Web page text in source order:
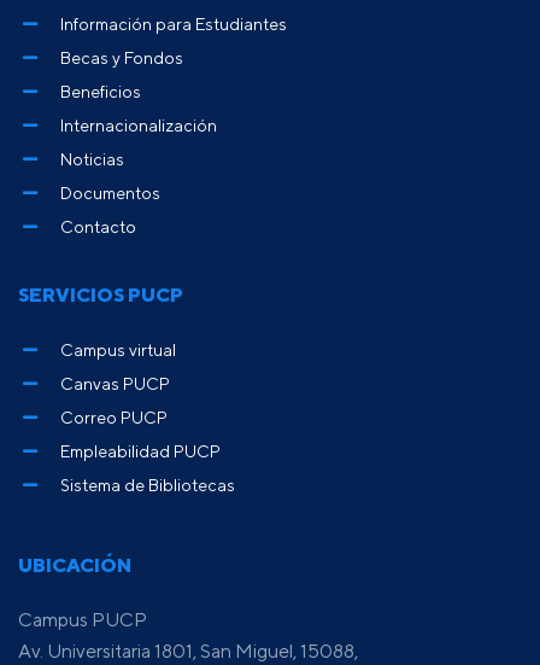
UBICACIÓN
Campus PUCP
Av. Universitaria 1801, San Miguel, 15088,
Información para Estudiantes
Becas y Fondos
Beneficios
Internacionalización
Noticias
Documentos
Contacto
SERVICIOS PUCP
Campus virtual
Canvas PUCP
Correo PUCP
Empleabilidad PUCP
Sistema de Bibliotecas